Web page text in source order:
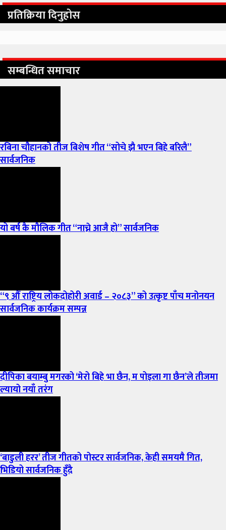
प्रतिक्रिया दिनुहोस
सम्बन्धित समाचार
रबिना चौहानको तीज बिशेष गीत “सोचे झै भएन बिहे बरिलै”
सार्वजनिक
यो बर्ष कै मौलिक गीत “नाच्ने आजै हो” सार्वजनिक
“९ औँ राष्ट्रिय लोकदोहोरी अवार्ड – २०८३” को उत्कृष्ट पाँच मनोनयन
सार्वजनिक कार्यक्रम सम्पन्न
दीपिका बयाम्बु मगरको ‘मेरो बिहे भा छैन, म पोइला गा छैन’ले तीजमा
ल्यायो नयाँ तरंग
‘बाडुली हरर’ तीज गीतको पोस्टर सार्वजनिक, केही समयमै गित,
भिडियो सार्वजनिक हुँदै